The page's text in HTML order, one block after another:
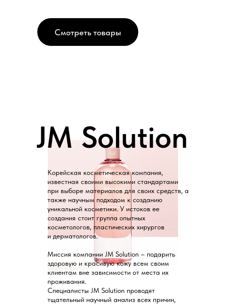
Смотреть товары
JM Solution
Корейская косметическая компания,
известная своими высокими стандартами
при выборе материалов для своих средств, а
также научным подходом к созданию
уникальной косметики. У истоков ее
создания стоит группа опытных
косметологов, пластических хирургов
и дерматологов.
Миссия компании JM Solution – подарить
здоровую и красивую кожу всем своим
клиентам вне зависимости от места их
проживания.
Специалисты JM Solution проводят
тщательный научный анализ всех причин,